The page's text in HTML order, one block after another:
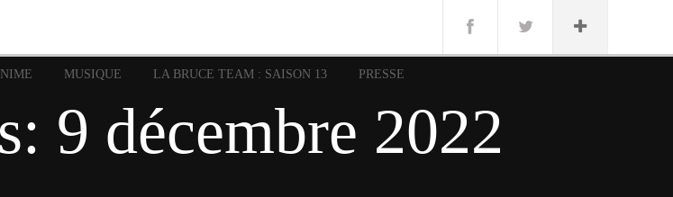
MUSIQUE LA BRUCE TEAM : SAISON 13 PRESSE
9 décembre 2022
Mangas Marvel Mattie boy Musique
Panini Présence
Punisher Rock Semic Special Guest Superman
Teamup Tornado Urban Vertigo xmen